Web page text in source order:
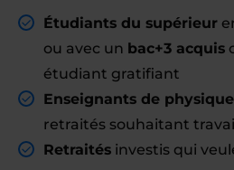
Étudiants du supérieur
ou avec un bac+3 acquis
étudiant gratifiant
Enseignants de
retraités souhaitant
Retraités investis qui